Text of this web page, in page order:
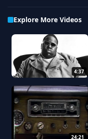
Explore More Videos
4:37
24:21